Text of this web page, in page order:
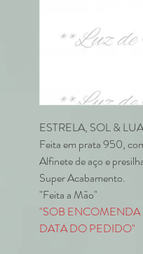
ESTRELA, SOL & LUA
Feita em prata 950,
Alfinete de aço e
Super Acabamento.
"Feita a Mão"
"SOB ENCOMENDA
DATA DO PEDIDO"